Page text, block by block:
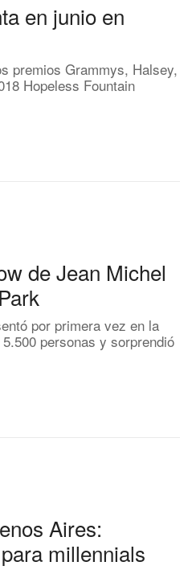
en junio en
premios Grammys, Halsey,
Hopeless Fountain
de Jean Michel
por primera vez en la
personas y sorprendió
Aires:
millennials